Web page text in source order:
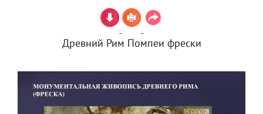
Древний Рим Помпеи фрески